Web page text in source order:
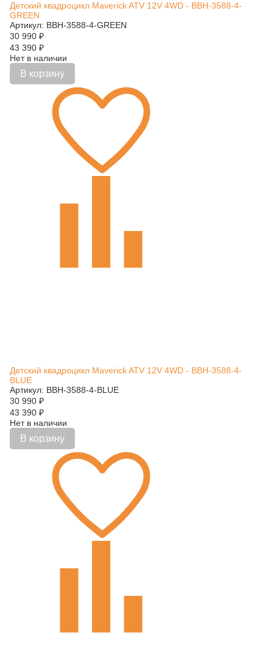
Детский квадроцикл Maverick ATV 12V 4WD - BBH-3588-4-
GREEN
Артикул: BBH-3588-4-GREEN
30 990 ₽
43 390 ₽
Нет в наличии
В корзину
Детский квадроцикл Maverick ATV 12V 4WD - BBH-3588-4-
BLUE
Артикул: BBH-3588-4-BLUE
30 990 ₽
43 390 ₽
Нет в наличии
В корзину